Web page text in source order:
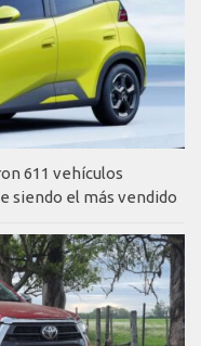
611 vehículos
siendo el más vendido